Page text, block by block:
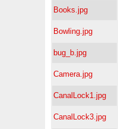
Books.jpg
Bowling.jpg
bug_b.jpg
Camera.jpg
CanalLock1.jpg
CanalLock3.jpg